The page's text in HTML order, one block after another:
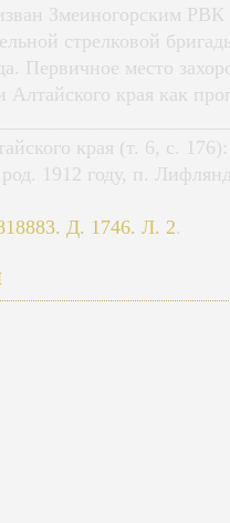
Змеиногорским РВК
стрелковой
Первичное место
Алтайского края как
края (т. 6, с. 176):
род. 1912 году, п.
Д. 1746. Л. 2.